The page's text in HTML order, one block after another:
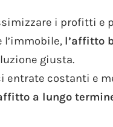
i profitti e
l’affitto
giusta.
entrate costanti e
a lungo